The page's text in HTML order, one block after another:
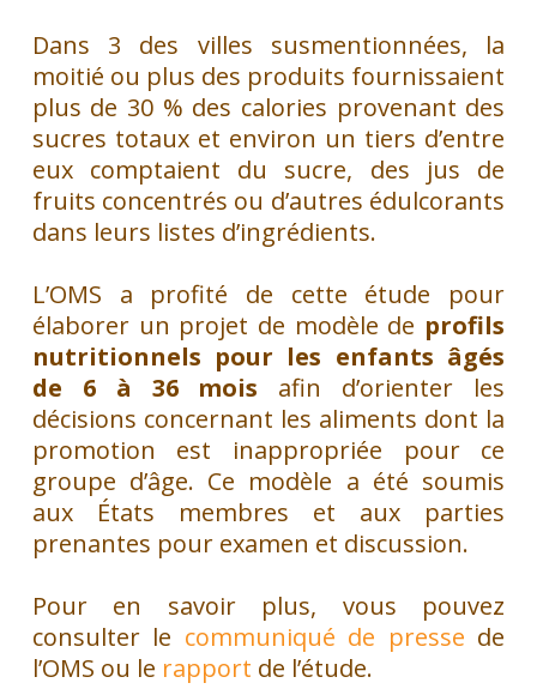
Dans 3 des villes susmentionnées, la
moitié ou plus des produits fournissaient
plus de 30 % des calories provenant des
sucres totaux et environ un tiers d’entre
eux comptaient du sucre, des jus de
fruits concentrés ou d’autres édulcorants
dans leurs listes d’ingrédients.
L’OMS a profité de cette étude pour
élaborer un projet de modèle de profils
nutritionnels pour les enfants âgés
de 6 à 36 mois afin d’orienter les
décisions concernant les aliments dont la
promotion est inappropriée pour ce
groupe d’âge. Ce modèle a été soumis
aux États membres et aux parties
prenantes pour examen et discussion.
Pour en savoir plus, vous pouvez
consulter le communiqué de presse de
l’OMS ou le rapport de l’étude.